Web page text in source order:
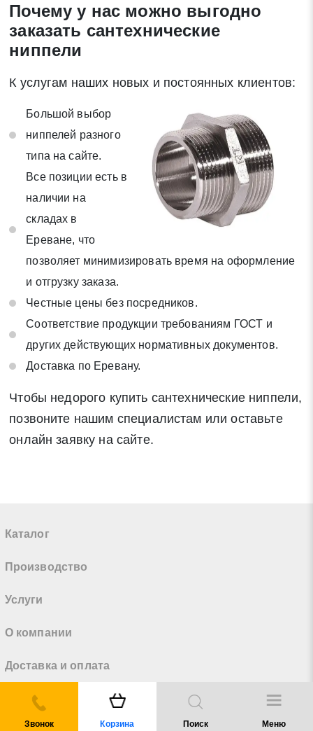
Звонок Корзина Поиск Меню
Почему у нас можно выгодно
заказать сантехнические
ниппели
К услугам наших новых и постоянных клиентов:
Большой выбор
ниппелей разного
типа на сайте.
Все позиции есть в
наличии на
складах в
Ереване, что
позволяет минимизировать время на оформление
и отгрузку заказа.
Честные цены без посредников.
Соответствие продукции требованиям ГОСТ и
других действующих нормативных документов.
Доставка по Еревану.
Чтобы недорого купить сантехнические ниппели,
позвоните нашим специалистам или оставьте
онлайн заявку на сайте.
Каталог
Производство
Услуги
О компании
Доставка и оплата
Справочники